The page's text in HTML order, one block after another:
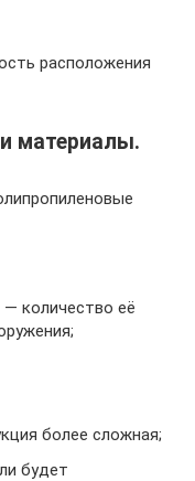
расположения
материалы.
количество её
более сложная;
будет